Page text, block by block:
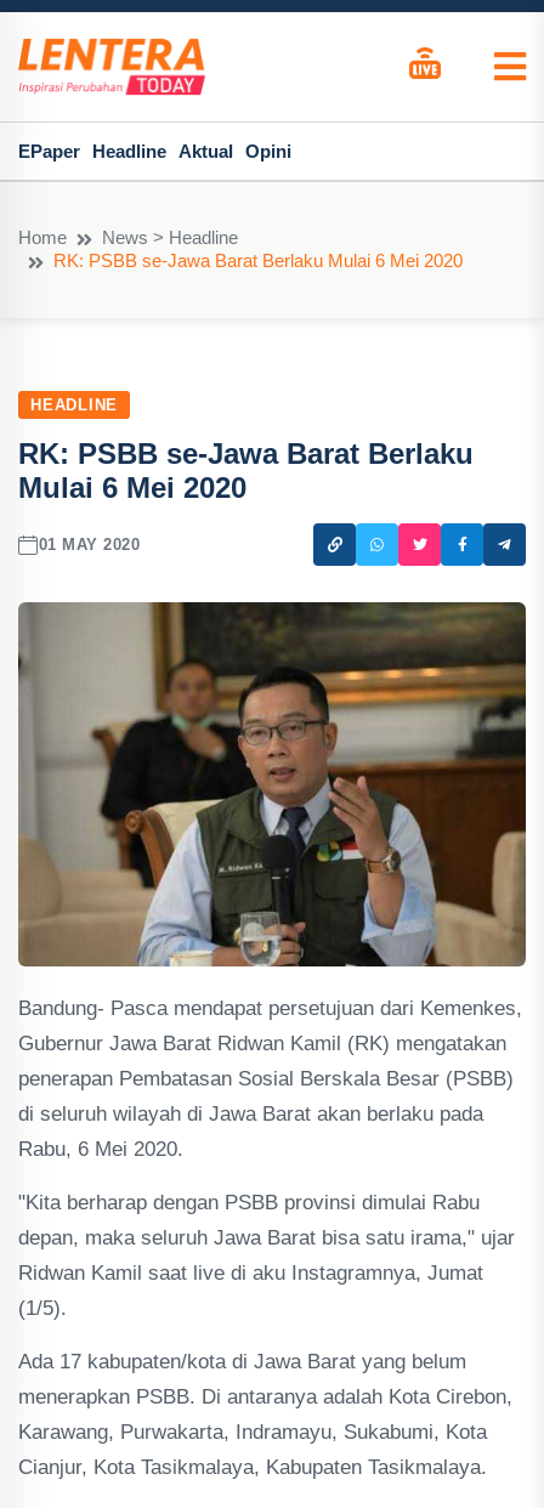
EPaper Headline Aktual Opini
Home
News > Headline
RK: PSBB se-Jawa Barat Berlaku Mulai 6 Mei 2020
HEADLINE
RK: PSBB se-Jawa Barat Berlaku
Mulai 6 Mei 2020
01 MAY 2020
Bandung- Pasca mendapat persetujuan dari Kemenkes,
Gubernur Jawa Barat Ridwan Kamil (RK) mengatakan
penerapan Pembatasan Sosial Berskala Besar (PSBB)
di seluruh wilayah di Jawa Barat akan berlaku pada
Rabu, 6 Mei 2020.
"Kita berharap dengan PSBB provinsi dimulai Rabu
depan, maka seluruh Jawa Barat bisa satu irama," ujar
Ridwan Kamil saat live di aku Instagramnya, Jumat
(1/5).
Ada 17 kabupaten/kota di Jawa Barat yang belum
menerapkan PSBB. Di antaranya adalah Kota Cirebon,
Karawang, Purwakarta, Indramayu, Sukabumi, Kota
Cianjur, Kota Tasikmalaya, Kabupaten Tasikmalaya.